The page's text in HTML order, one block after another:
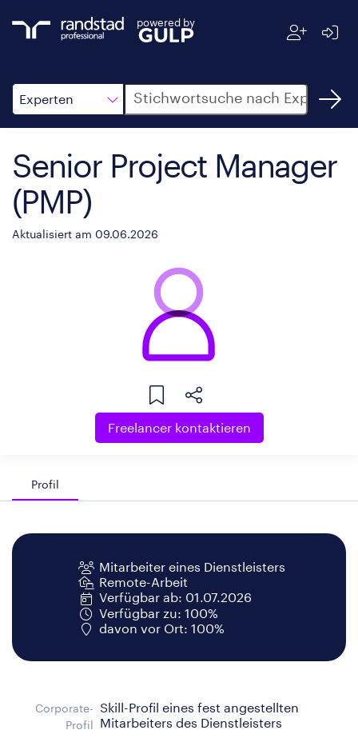
powered by
Experten
Suche
Senior Project Manager
(PMP)
Aktualisiert am 09.06.2026
Freelancer kontaktieren
Profil
Mitarbeiter eines Dienstleisters
Remote-Arbeit
Verfügbar ab: 01.07.2026
Verfügbar zu: 100%
davon vor Ort: 100%
Corporate-
Profil
Skill-Profil eines fest angestellten
Mitarbeiters des Dienstleisters